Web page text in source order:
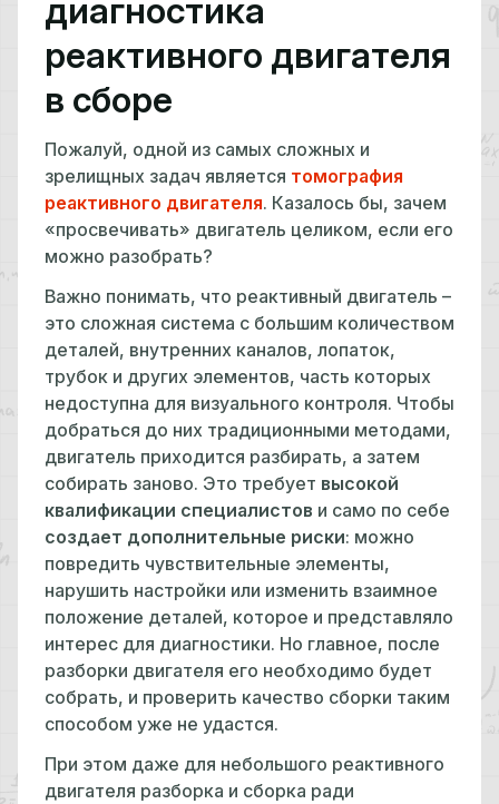
диагностика
реактивного двигателя
в сборе
Пожалуй, одной из самых сложных и
зрелищных задач является томография
реактивного двигателя. Казалось бы, зачем
«просвечивать» двигатель целиком, если его
можно разобрать?
Важно понимать, что реактивный двигатель –
это сложная система с большим количеством
деталей, внутренних каналов, лопаток,
трубок и других элементов, часть которых
недоступна для визуального контроля. Чтобы
добраться до них традиционными методами,
двигатель приходится разбирать, а затем
собирать заново. Это требует высокой
квалификации специалистов и само по себе
создает дополнительные риски: можно
повредить чувствительные элементы,
нарушить настройки или изменить взаимное
положение деталей, которое и представляло
интерес для диагностики. Но главное, после
разборки двигателя его необходимо будет
собрать, и проверить качество сборки таким
способом уже не удастся.
При этом даже для небольшого реактивного
двигателя разборка и сборка ради